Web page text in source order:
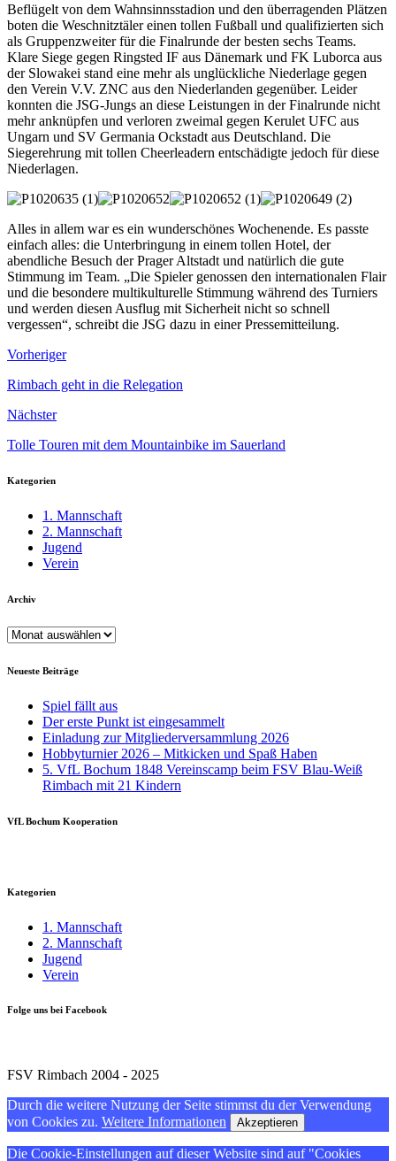
Beflügelt von dem Wahnsinnsstadion und den überragenden Plätzen
boten die Weschnitztäler einen tollen Fußball und qualifizierten sich
als Gruppenzweiter für die Finalrunde der besten sechs Teams.
Klare Siege gegen Ringsted IF aus Dänemark und FK Luborca aus
der Slowakei stand eine mehr als unglückliche Niederlage gegen
den Verein V.V. ZNC aus den Niederlanden gegenüber. Leider
konnten die JSG-Jungs an diese Leistungen in der Finalrunde nicht
mehr anknüpfen und verloren zweimal gegen Kerulet UFC aus
Ungarn und SV Germania Ockstadt aus Deutschland. Die
Siegerehrung mit tollen Cheerleadern entschädigte jedoch für diese
Niederlagen.
Alles in allem war es ein wunderschönes Wochenende. Es passte
einfach alles: die Unterbringung in einem tollen Hotel, der
abendliche Besuch der Prager Altstadt und natürlich die gute
Stimmung im Team. „Die Spieler genossen den internationalen Flair
und die besondere multikulturelle Stimmung während des Turniers
und werden diesen Ausflug mit Sicherheit nicht so schnell
vergessen“, schreibt die JSG dazu in einer Pressemitteilung.
Vorheriger
Rimbach geht in die Relegation
Nächster
Tolle Touren mit dem Mountainbike im Sauerland
Kategorien
1. Mannschaft
2. Mannschaft
Jugend
Verein
Archiv
Archiv
Neueste Beiträge
Spiel fällt aus
Der erste Punkt ist eingesammelt
Einladung zur Mitgliederversammlung 2026
Hobbyturnier 2026 – Mitkicken und Spaß Haben
5. VfL Bochum 1848 Vereinscamp beim FSV Blau-Weiß
Rimbach mit 21 Kindern
VfL Bochum Kooperation
Kategorien
1. Mannschaft
2. Mannschaft
Jugend
Verein
Folge uns bei Facebook
FSV Rimbach 2004 - 2025
Durch die weitere Nutzung der Seite stimmst du der Verwendung
von Cookies zu. Weitere Informationen Akzeptieren
Die Cookie-Einstellungen auf dieser Website sind auf "Cookies